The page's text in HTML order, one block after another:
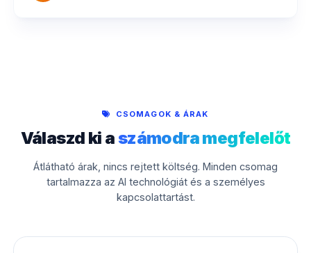
CSOMAGOK & ÁRAK
Válaszd ki a számodra megfelelőt
Átlátható árak, nincs rejtett költség. Minden csomag
tartalmazza az AI technológiát és a személyes
kapcsolattartást.